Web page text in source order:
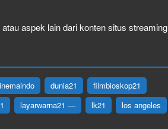
aspek lain dari konten situs streaming
dunia21
filmbioskop21
layarwarna21 — lk21 los angeles